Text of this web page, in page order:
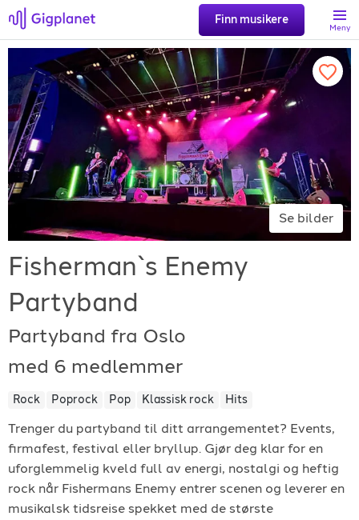
Finn musikere
Meny
Søk
Favoritter
Registrer artist
Gigplanet
For musiker
Support
Se bilder
Fisherman`s Enemy
Partyband
Partyband fra Oslo
med 6 medlemmer
Rock Poprock Pop Klassisk rock Hits
Trenger du partyband til ditt arrangementet? Events,
firmafest, festival eller bryllup. Gjør deg klar for en
uforglemmelig kveld full av energi, nostalgi og heftig
rock når Fishermans Enemy entrer scenen og leverer en
musikalsk tidsreise spekket med de største